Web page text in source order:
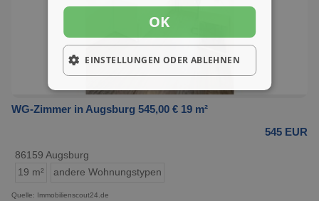
WG-Zimmer in Augsburg 545,00 € 19 m²
545 EUR
86159 Augsburg
19 m²
andere Wohnungstypen
Quelle: Immobilienscout24.de
OK
EINSTELLUNGEN ODER ABLEHNEN